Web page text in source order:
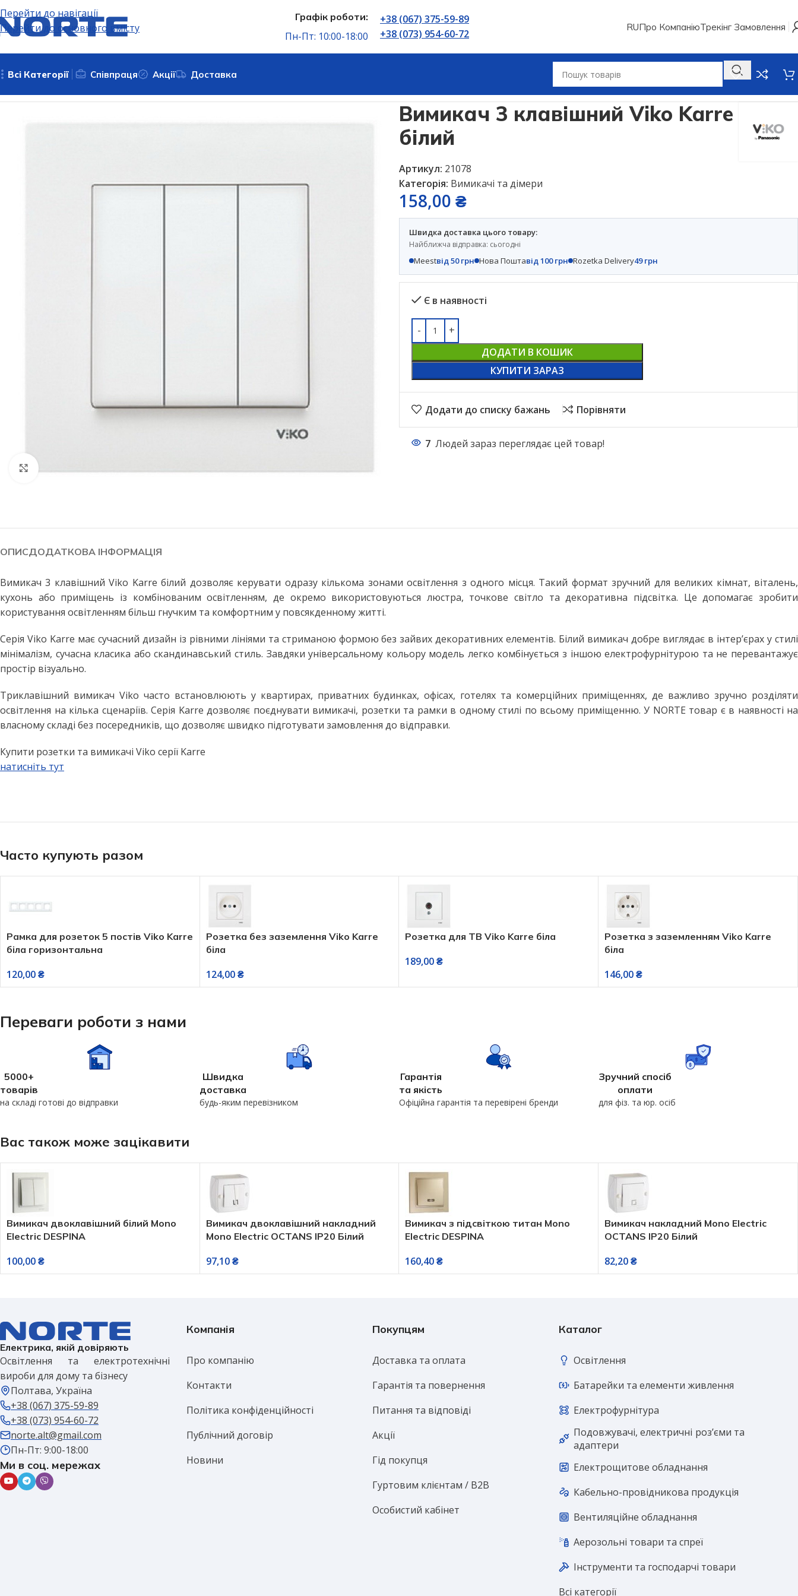
Перейти до навігації
Перейти до основного вмісту
Графік роботи:
Пн-Пт: 10:00-18:00
+38 (067) 375-59-89
+38 (073) 954-60-72
RUПро КомпаніюТрекінг Замовлення
Всі Категорії
Філаментні лампи
Декоративні лампи
Промислові лампи
Інфрачервоні лампи
ВУЛИЧНЕ ОСВІТЛЕННЯ
Прожектори світлодіодні
Вуличні ліхтарі
Вулична гірлянда
ОСВІТЛЕННЯ
Стельові світильники з пультом
Бра та настінні світильники
Точкові світильники
Підвісні світильники
Меблеві світильники
Споти
LED панелі армстронг
Лінійні світильники
ЛІХТАРІ ТА ПЕРЕНОСНІ ЛАМПИ
Ручні ліхтарі
Переносні лампи
КОМПЛЕКТУЮЧІ ДЛЯ
ОСВІТЛЕННЯ
Співпраця Акції Доставка
Вимикач 3 клавішний Viko Karre
білий
Артикул: 21078
Категорія: Вимикачі та дімери
158,00 ₴
Швидка доставка цього товару:
Найближча відправка: сьогодні
Meestвід 50 грн Нова Поштавід 100 грн Rozetka Delivery49 грн
Є в наявності
ДОДАТИ В КОШИК
КУПИТИ ЗАРАЗ
Додати до списку бажань Порівняти
7 Людей зараз переглядає цей товар!
ОПИСДОДАТКОВА ІНФОРМАЦІЯ
Вимикач 3 клавішний Viko Karre білий дозволяє керувати одразу кількома зонами освітлення з одного місця. Такий формат зручний для великих кімнат, віталень,
кухонь або приміщень із комбінованим освітленням, де окремо використовуються люстра, точкове світло та декоративна підсвітка. Це допомагає зробити
користування освітленням більш гнучким та комфортним у повсякденному житті.
Серія Viko Karre має сучасний дизайн із рівними лініями та стриманою формою без зайвих декоративних елементів. Білий вимикач добре виглядає в інтер’єрах у стилі
мінімалізм, сучасна класика або скандинавський стиль. Завдяки універсальному кольору модель легко комбінується з іншою електрофурнітурою та не перевантажує
простір візуально.
Триклавішний вимикач Viko часто встановлюють у квартирах, приватних будинках, офісах, готелях та комерційних приміщеннях, де важливо зручно розділяти
освітлення на кілька сценаріїв. Серія Karre дозволяє поєднувати вимикачі, розетки та рамки в одному стилі по всьому приміщенню. У NORTE товар є в наявності на
власному складі без посередників, що дозволяє швидко підготувати замовлення до відправки.
Купити розетки та вимикачі Viko серії Karre
натисніть тут
Часто купують разом
Розетка без заземлення Viko Karre
біла
124,00
Розетка для ТВ Viko Karre біла
Розетка з заземленням Viko Karre
Розетка інтернет подвійна Viko
RJ45 Cat 5e біла
214,00
Переваги роботи з нами
5000+
товарів
на складі готові до відправки
Швидка
доставка
будь-яким перевізником
Гарантія
та якість
Офіційна гарантія та перевірені бренди
Зручний спосіб
оплати
для фіз. та юр. осіб
Вас також може зацікавити
Вимикач двоклавішний білий Mono
Electric DESPINA
100,00₴
Вимикач двоклавішний накладний
Mono Electric OCTANS IP20 Білий
97,10₴
Вимикач з підсвіткою титан Mono
Electric DESPINA
160,40₴
Вимикач накладний Mono Electric
OCTANS IP20 Білий
82,20₴
Електрика, якій довіряють
Освітлення та електротехнічні
вироби для дому та бізнесу
Полтава, Україна
+38 (067) 375-59-89
+38 (073) 954-60-72
norte.alt@gmail.com
Пн-Пт: 9:00-18:00
Ми в соц. мережах
Компанія
Про компанію
Контакти
Політика конфіденційності
Публічний договір
Новини
Покупцям
Доставка та оплата
Гарантія та повернення
Питання та відповіді
Акції
Гід покупця
Гуртовим клієнтам / B2B
Особистий кабінет
Каталог
Освітлення
Батарейки та елементи живлення
Електрофурнітура
Подовжувачі, електричні розʼєми та
адаптери
Електрощитове обладнання
Кабельно-провідникова продукція
Вентиляційне обладнання
Аерозольні товари та спреї
Інструменти та господарчі товари
Всі категорії